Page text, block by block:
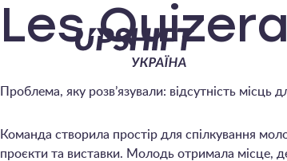
Upshift
–
Україна
Les
Проблема, яку розв’язували: відсутність місць
Команда створила простір для спілкування
проєкти та виставки. Молодь отримала місце,